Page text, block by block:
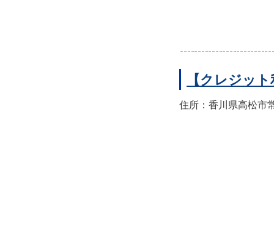
【クレジッ
住所：香川県高松市